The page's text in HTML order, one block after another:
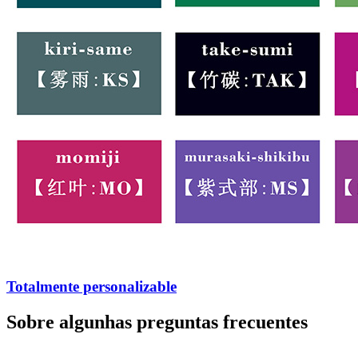
Totalmente personalizable
Sobre algunhas preguntas frecuentes